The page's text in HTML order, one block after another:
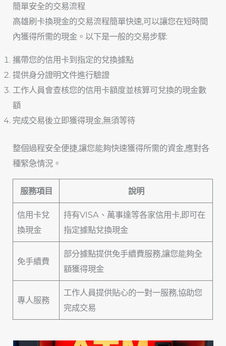
簡單安全的交易流程
高雄刷卡換現金的交易流程簡單快速,可以讓您在短時間
內獲得所需的現金。以下是一般的交易步驟:
攜帶您的信用卡到指定的兌換據點
提供身分證明文件進行驗證
工作人員會查核您的信用卡額度並核算可兌換的現金數
額
完成交易後立即獲得現金,無須等待
整個過程安全便捷,讓您能夠快速獲得所需的資金,應對各
種緊急情況。
服務項目 說明
信用卡兌
換現金
持有VISA、萬事達等各家信用卡,即可在
指定據點兌換現金
免手續費
部分據點提供免手續費服務,讓您能夠全
額獲得現金
專人服務
工作人員提供貼心的一對一服務,協助您
完成交易